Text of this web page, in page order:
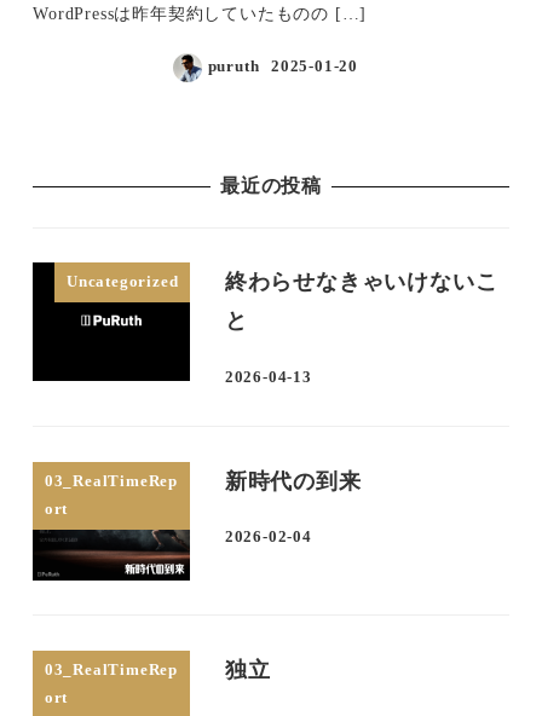
WordPressは昨年契約していたものの […]
puruth 2025-01-20
最近の投稿
Uncategorized
終わらせなきゃいけないこ
と
2026-04-13
03_RealTimeRep
ort
新時代の到来
2026-02-04
03_RealTimeRep
ort
独立